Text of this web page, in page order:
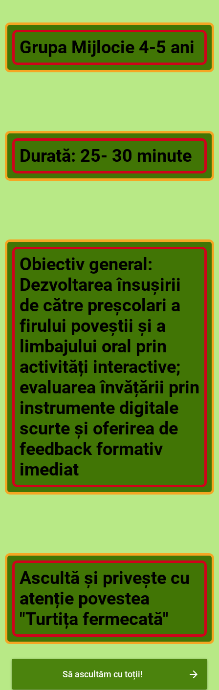
Grupa Mijlocie 4-5 ani
Durată: 25- 30 minute
Obiectiv general:
Dezvoltarea însușirii
de către preșcolari a
firului poveștii și a
limbajului oral prin
activități interactive;
evaluarea învățării prin
instrumente digitale
scurte și oferirea de
feedback formativ
imediat
Ascultă și privește cu
atenție povestea
"Turtița fermecată"
Să ascultăm cu toții!